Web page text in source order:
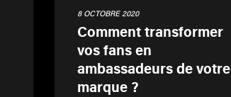
8 OCTOBRE 2020
Comment transformer
vos fans en
ambassadeurs de votre
marque ?